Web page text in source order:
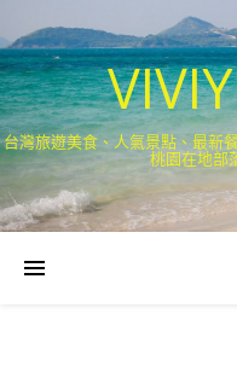
台灣旅遊美食、人氣景點、最新
桃園在地部